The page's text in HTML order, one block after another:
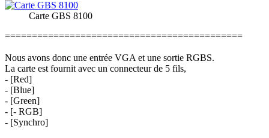
Carte GBS 8100
============================================
Nous avons donc une entrée VGA et une sortie RGBS.
La carte est fournit avec un connecteur de 5 fils,
- [Red]
- [Blue]
- [Green]
- [- RGB]
- [Synchro]